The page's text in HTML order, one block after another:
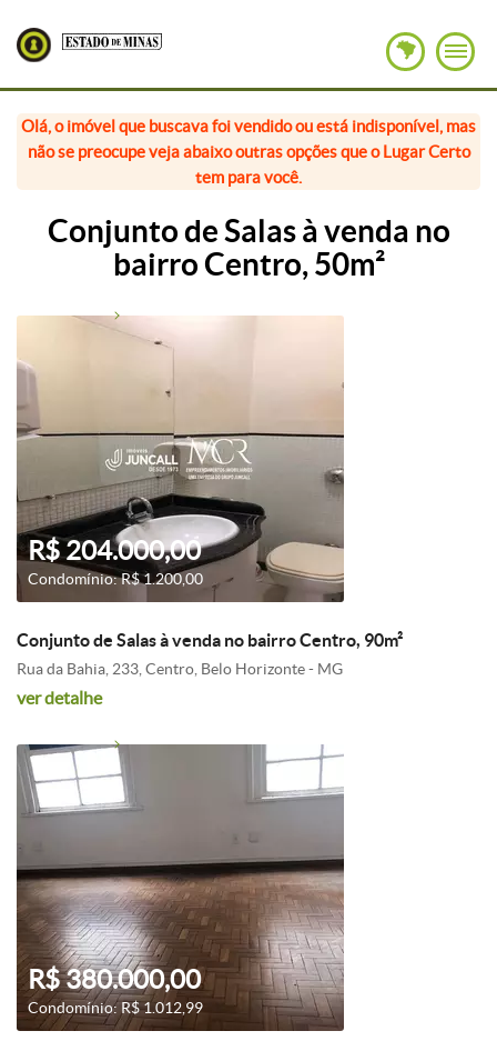
Olá, o imóvel que buscava foi vendido ou está indisponível, mas
não se preocupe veja abaixo outras opções que o Lugar Certo
tem para você.
Conjunto de Salas à venda no
bairro Centro, 50m²
R$ 204.000,00
Condomínio: R$ 1.200,00
Conjunto de Salas à venda no bairro Centro, 90m²
Rua da Bahia, 233, Centro, Belo Horizonte - MG
ver detalhe
R$ 380.000,00
Condomínio: R$ 1.012,99